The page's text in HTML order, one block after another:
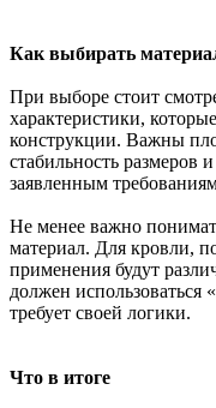
Как выбирать
При выборе стоит
характеристики,
конструкции. Важны
стабильность размеров
заявленным
Не менее важно
материал. Для кровли,
применения будут
должен
требует своей логики.
Что в итоге